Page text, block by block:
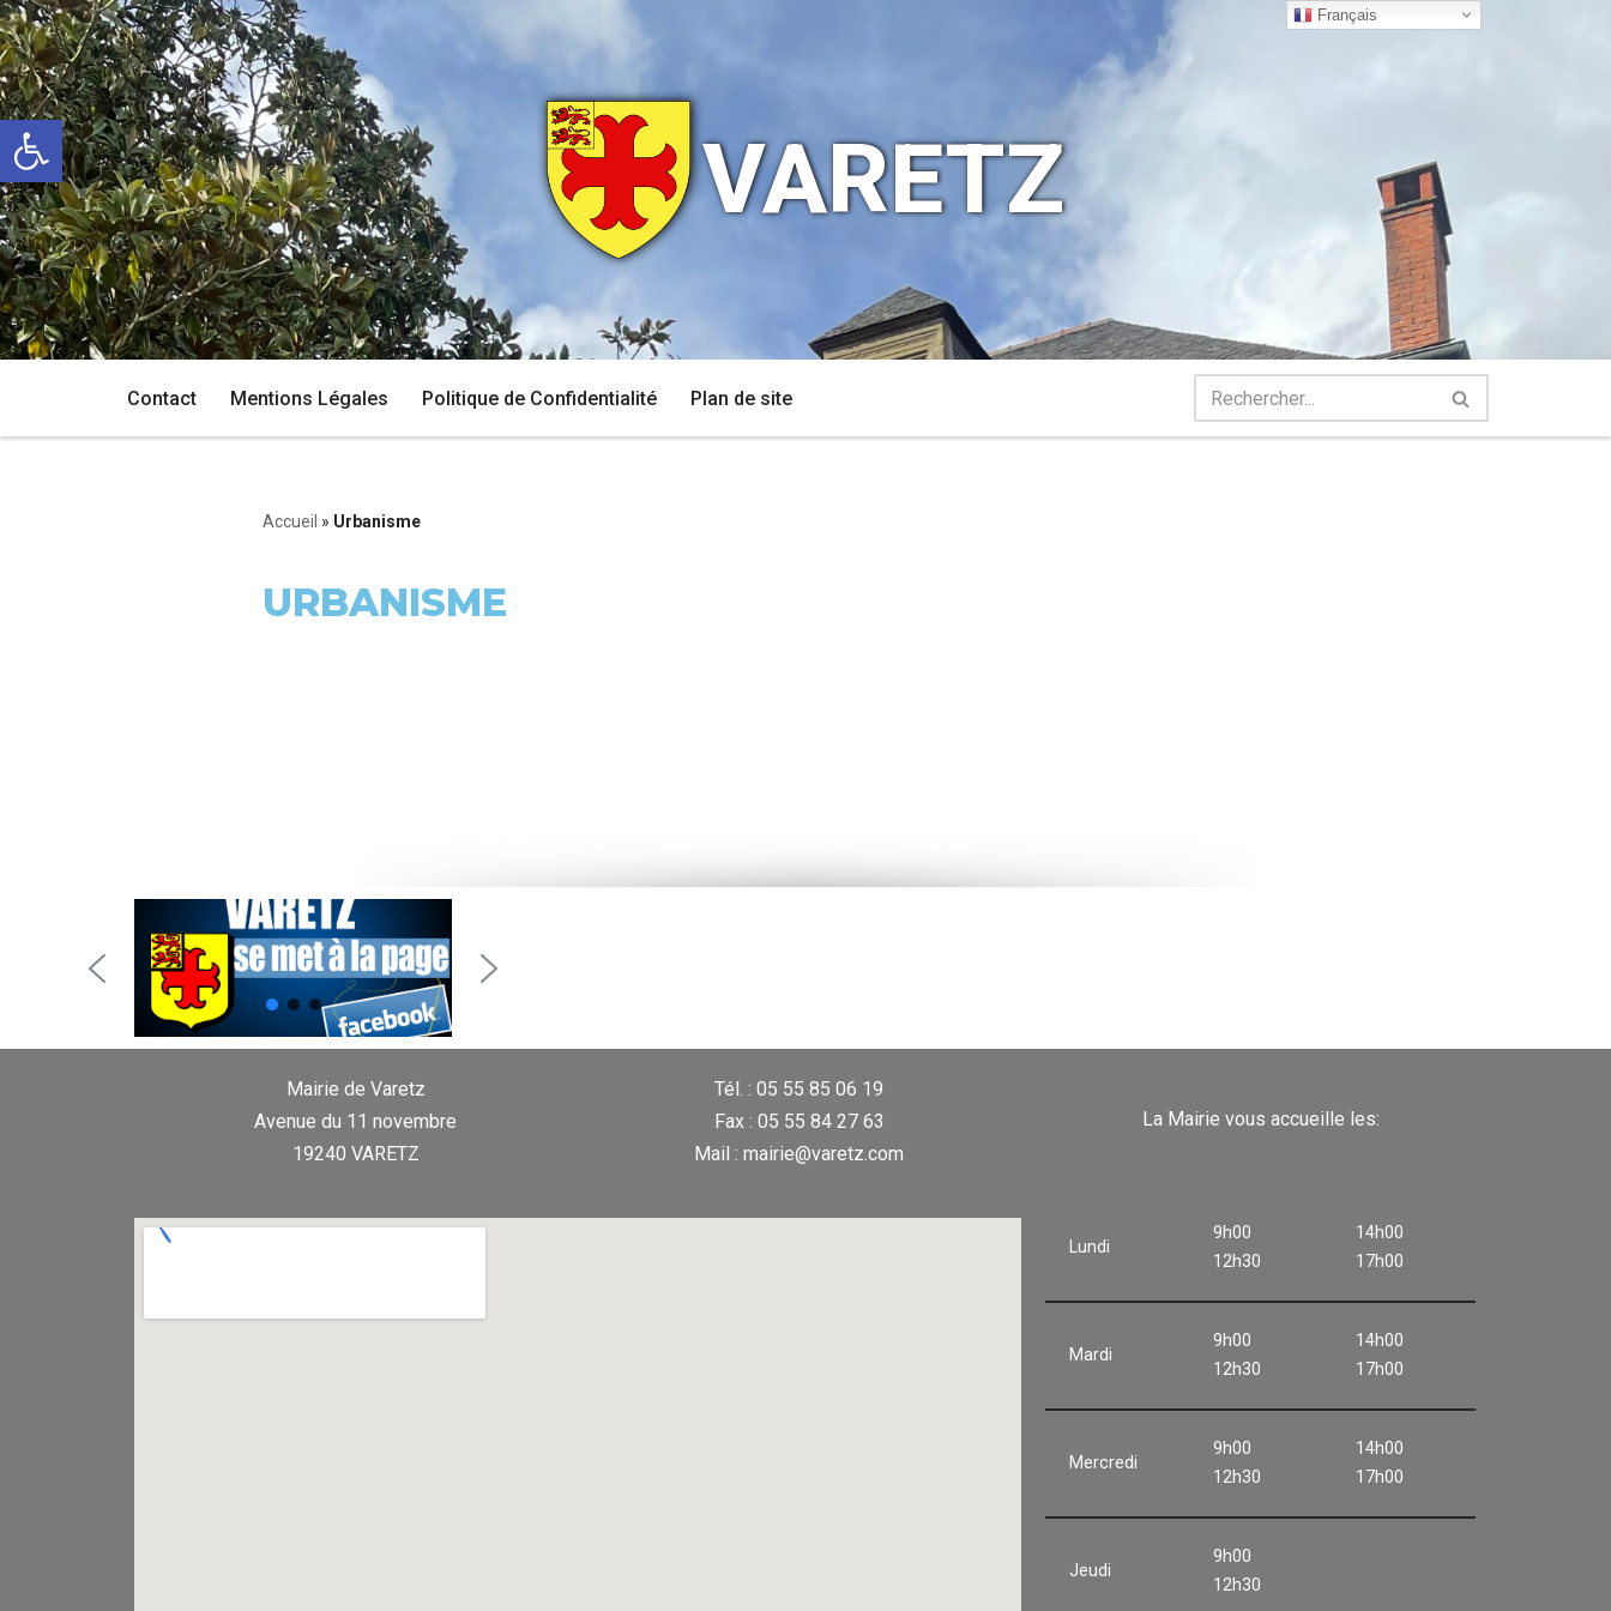
Ouvrir la barre d’outils
Aller
au
contenu
VARETZ
Contact Mentions Légales Politique de Confidentialité Plan de site
Accueil » Urbanisme
URBANISME
Mairie de Varetz
Avenue du 11 novembre
19240 VARETZ
Tél. : 05 55 85 06 19
Fax : 05 55 84 27 63
Mail : mairie@varetz.com
La Mairie vous accueille les:
Lundi
9h00
12h30
14h00
17h00
Mardi
9h00
12h30
14h00
17h00
Mercredi
9h00
12h30
14h00
17h00
Jeudi
9h00
12h30
Français